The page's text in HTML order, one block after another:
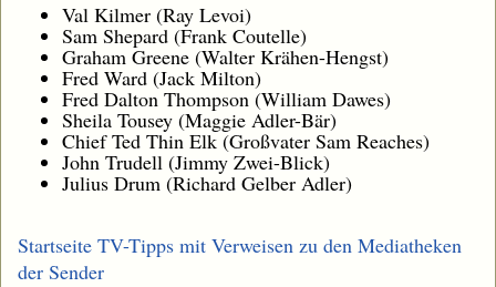
Val Kilmer (Ray Levoi)
Sam Shepard (Frank Coutelle)
Graham Greene (Walter Krähen-Hengst)
Fred Ward (Jack Milton)
Fred Dalton Thompson (William Dawes)
Sheila Tousey (Maggie Adler-Bär)
Chief Ted Thin Elk (Großvater Sam Reaches)
John Trudell (Jimmy Zwei-Blick)
Julius Drum (Richard Gelber Adler)
Startseite TV-Tipps mit Verweisen zu den Mediatheken
der Sender